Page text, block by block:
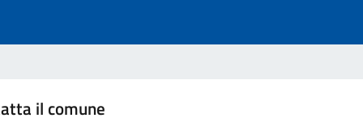
il comune